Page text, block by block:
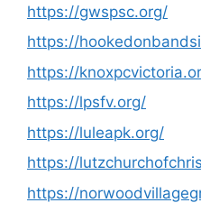
https://gwspsc.org/
https://
https://
https://lpsfv.org/
https://luleapk.org/
https://
https://